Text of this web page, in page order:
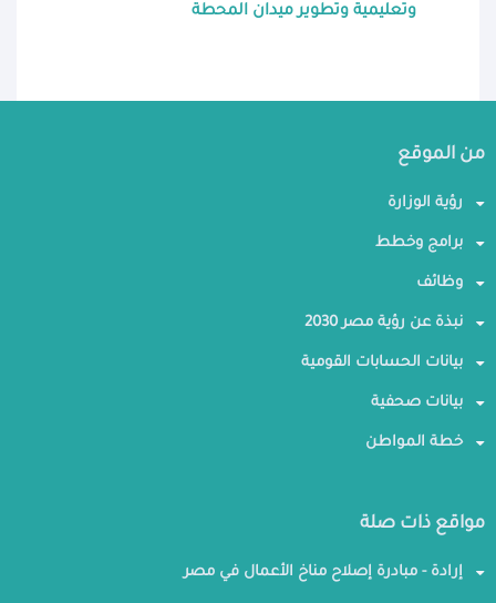
وتعليمية وتطوير ميدان المحطة
من الموقع
رؤية الوزارة
برامج وخطط
وظائف
نبذة عن رؤية مصر 2030
بيانات الحسابات القومية
بيانات صحفية
خطة المواطن
مواقع ذات صلة
إرادة - مبادرة إصلاح مناخ الأعمال في مصر